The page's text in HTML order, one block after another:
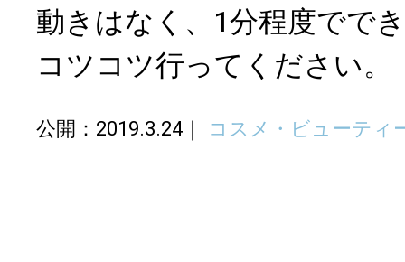
動きはなく、1分程度でで
コツコツ行ってください。
公開：2019.3.24 コスメ・ビューティ